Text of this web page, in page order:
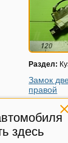
здесь
Раздел:
Замок
правой
Модель
с 2012г